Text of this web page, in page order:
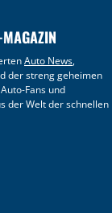
Auto News,
der streng geheimen
Fans und
der Welt der schnellen